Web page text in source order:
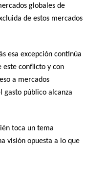
globales de
de estos mercados
esa excepción continúa
este conflicto y con
a mercados
gasto público alcanza
toca un tema
visión opuesta a lo que